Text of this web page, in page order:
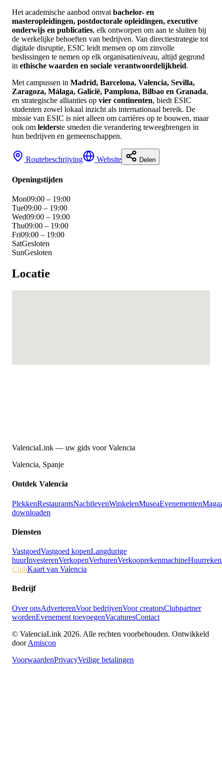
Het academische aanbod omvat bachelor- en
masteropleidingen, postdoctorale opleidingen, executive
onderwijs en publicaties, elk ontworpen om aan te sluiten bij
de werkelijke behoeften van bedrijven. Van directiestrategie tot
digitale disruptie, ESIC leidt mensen op om zinvolle
beslissingen te nemen op elk organisatieniveau, altijd gegrond
in ethische waarden en sociale verantwoordelijkheid.
Met campussen in Madrid, Barcelona, Valencia, Sevilla,
Zaragoza, Málaga, Galicië, Pamplona, Bilbao en Granada,
en strategische allianties op vier continenten, biedt ESIC
studenten zowel lokaal inzicht als internationaal bereik. De
missie van ESIC is niet alleen om carrières op te bouwen, maar
ook om leiderste smeden die verandering teweegbrengen in
hun bedrijven en gemeenschappen.
Routebeschrijving Website Delen
Openingstijden
Mon09:00 – 19:00
Tue09:00 – 19:00
Wed09:00 – 19:00
Thu09:00 – 19:00
Fri09:00 – 19:00
SatGesloten
SunGesloten
Locatie
ValenciaLink — uw gids voor Valencia
Valencia, Spanje
Ontdek Valencia
PlekkenRestaurantsNachtlevenWinkelenMuseaEvenementen
downloaden
Diensten
VastgoedVastgoed kopenLangdurige
huurInvesterenVerkopenVerhurenVerkooprekenmachine
ClubKaart van Valencia
Bedrijf
Over onsAdverterenVoor bedrijvenVoor creatorsClubpartner
wordenEvenement toevoegenVacaturesContact
© ValenciaLink 2026. Alle rechten voorbehouden. Ontwikkeld
door Amiscon
VoorwaardenPrivacyVeilige betalingen